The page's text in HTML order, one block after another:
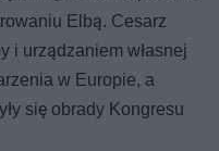
Elbą. Cesarz
i urządzaniem własnej
w Europie, a
się obrady Kongresu